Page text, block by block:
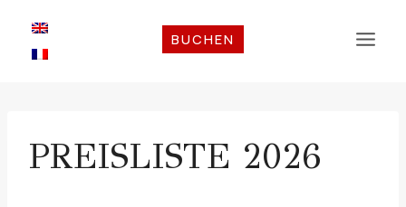
BUCHEN
PREISLISTE 2026